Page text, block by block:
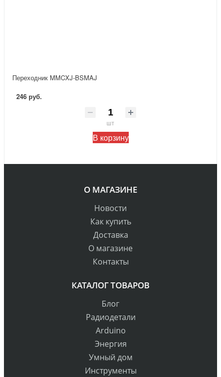
Переходник MMCXJ-BSMAJ
246 руб.
шт
В корзину
О МАГАЗИНЕ
Новости
Как купить
Доставка
О магазине
Контакты
КАТАЛОГ ТОВАРОВ
Блог
Радиодетали
Arduino
Энергия
Умный дом
Инструменты